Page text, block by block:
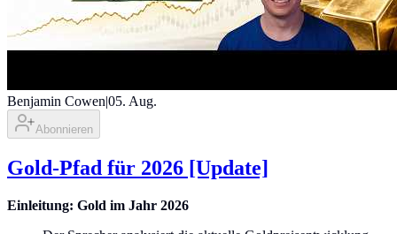
Benjamin Cowen|05. Aug.
Abonnieren
Gold-Pfad für 2026 [Update]
Einleitung: Gold im Jahr 2026